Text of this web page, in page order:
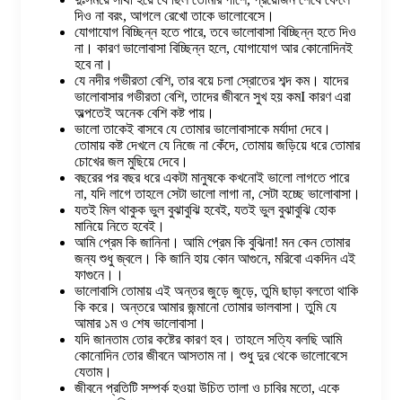
দিও না বরং, আগলে রেখো তাকে ভালোবেসে।
যোগাযোগ বিচ্ছিন্ন হতে পারে, তবে ভালোবাসা বিচ্ছিন্ন হতে দিও
না। কারণ ভালোবাসা বিচ্ছিন্ন হলে, যোগাযোগ আর কোনোদিনই
হবে না।
যে নদীর গভীরতা বেশি, তার বয়ে চলা স্রোতের শব্দ কম। যাদের
ভালোবাসার গভীরতা বেশি, তাদের জীবনে সুখ হয় কমI কারণ এরা
অল্পতেই অনেক বেশি কষ্ট পায়।
ভালো তাকেই বাসবে যে তোমার ভালোবাসাকে মর্যাদা দেবে।
তোমায় কষ্ট দেখলে যে নিজে না কেঁদে, তোমায় জড়িয়ে ধরে তোমার
চোখের জল মুছিয়ে দেবে।
বছরের পর বছর ধরে একটা মানুষকে কখনোই ভালো লাগতে পারে
না, যদি লাগে তাহলে সেটা ভালো লাগা না, সেটা হচ্ছে ভালোবাসা।
যতই মিল থাকুক ভুল বুঝাবুঝি হবেই, যতই ভুল বুঝাবুঝি হোক
মানিয়ে নিতে হবেই।
আমি প্রেম কি জানিনা। আমি প্রেম কি বুঝিনা! মন কেন তোমার
জন্য শুধু জ্বলে। কি জানি হায় কোন আগুনে, মরিবো একদিন এই
ফাগুনে।।
ভালোবাসি তোমায় এই অন্তর জুড়ে জুড়ে, তুমি ছাড়া বলতো থাকি
কি করে। অন্তরে আমার জন্মানো তোমার ভালবাসা। তুমি যে
আমার ১ম ও শেষ ভালোবাসা।
যদি জানতাম তোর কষ্টের কারণ হব। তাহলে সত্যি বলছি আমি
কোনোদিন তোর জীবনে আসতাম না। শুধু দুর থেকে ভালোবেসে
যেতাম।
জীবনে প্রতিটি সম্পর্ক হওয়া উচিত তালা ও চাবির মতো, একে